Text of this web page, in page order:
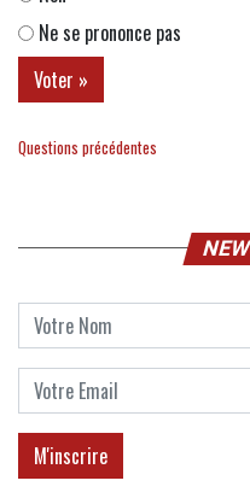
Ne se prononce pas
Questions précédentes